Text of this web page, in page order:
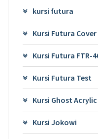
kursi futura
Kursi Futura
Kursi Futura FTR-
Kursi Futura Test
Kursi Ghost Acrylic
Kursi Jokowi